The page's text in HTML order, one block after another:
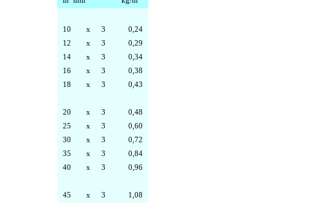
10 x 3
0,24
12
x 3
0,29
14
x 3
0,34
16
x 3
0,38
18
x 3 0,43
20 x 3
0,48
25
x 3
0,60
30
x 3
0,72
35
x 3
0,84
40
x 3 0,96
45 x 3
1,08